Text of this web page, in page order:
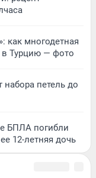
как многодетная
в Турцию — фото
набора петель до
БПЛА погибли
12-летняя дочь